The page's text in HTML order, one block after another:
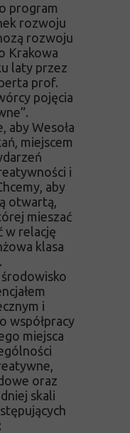
program
rozwoju
rozwoju
Krakowa
laty przez
prof.
pojęcia
aby Wesoła
miejscem
i
aby
otwartą,
mieszać
w relację
klasa
i
współpracy
miejsca
oraz
skali